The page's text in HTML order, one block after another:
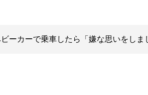
ーカーで乗車したら「嫌な思いをしま